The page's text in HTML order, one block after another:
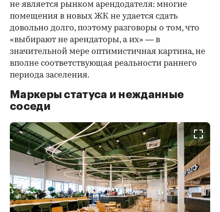
не является рынком арендодателя: многие
помещения в новых ЖК не удается сдать
довольно долго, поэтому разговоры о том, что
«выбирают не арендаторы, а их» — в
значительной мере оптимистичная картина, не
вполне соответствующая реальности раннего
периода заселения.
Маркеры статуса и нежданные
соседи